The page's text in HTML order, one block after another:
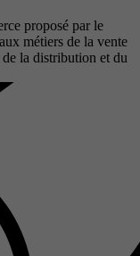
proposé par le
métiers de la vente
la distribution et du